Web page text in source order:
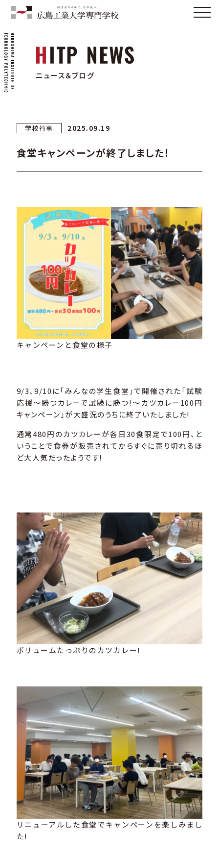
ニュース＆ブログ
学校行事 2025.09.19
食堂キャンペーンが終了しました!
キャンペーンと食堂の様子
9/3、9/10に「みんなの学生食堂」で開催された「試験
応援～勝つカレーで試験に勝つ!～カツカレー100円
キャンペーン」が大盛況のうちに終了いたしました!
通常480円のカツカレーが各日30食限定で100円、と
いうことで食券が販売されてからすぐに売り切れるほ
ど大人気だったようです!
ボリュームたっぷりのカツカレー!
リニューアルした食堂でキャンペーンを楽しみまし
た!